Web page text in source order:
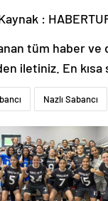
:
tüm haber
iletiniz. En
Nazlı Sabancı